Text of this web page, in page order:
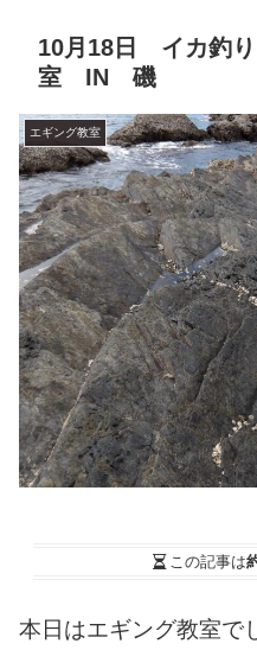
10月18日 イカ釣
室 IN 磯
エギング教室
この記事は
本日はエギング教室で